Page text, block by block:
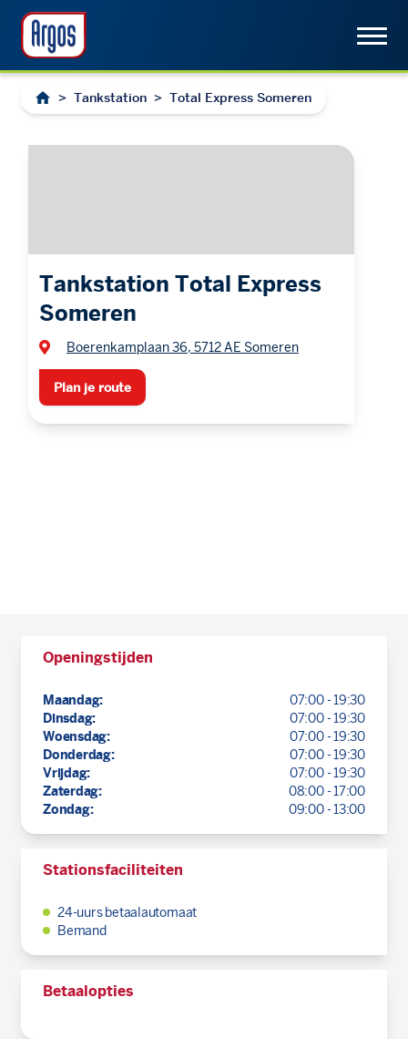
> Tankstation > Total Express Someren
Tankstation Total Express
Someren
Boerenkamplaan 36, 5712 AE Someren
Plan je route
Openingstijden
Maandag:
07:00 - 19:30
Dinsdag:
07:00 - 19:30
Woensdag:
07:00 - 19:30
Donderdag:
07:00 - 19:30
Vrijdag:
07:00 - 19:30
Zaterdag:
08:00 - 17:00
Zondag:
09:00 - 13:00
Stationsfaciliteiten
24-uurs betaalautomaat
Bemand
Betaalopties